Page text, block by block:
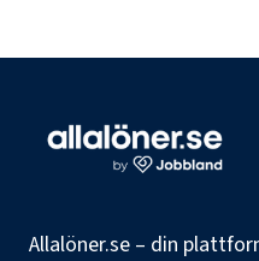
Allalöner.se – din